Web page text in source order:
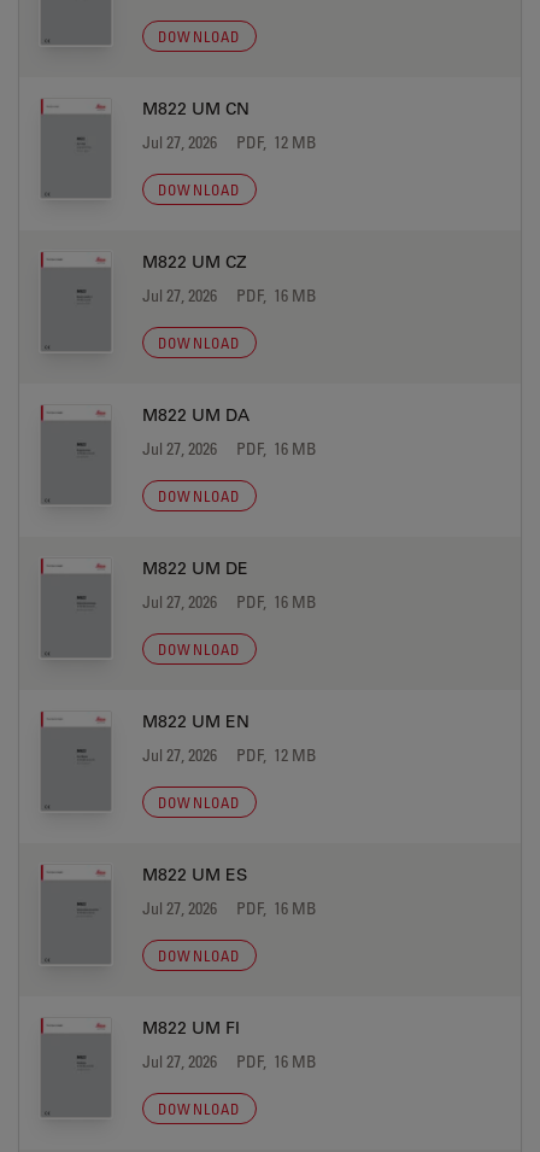
DOWNLOAD
M822 UM CN
Jul 27, 2026 PDF, 12 MB
DOWNLOAD
M822 UM CZ
Jul 27, 2026 PDF, 16 MB
DOWNLOAD
M822 UM DA
Jul 27, 2026 PDF, 16 MB
DOWNLOAD
M822 UM DE
Jul 27, 2026 PDF, 16 MB
DOWNLOAD
M822 UM EN
Jul 27, 2026 PDF, 12 MB
DOWNLOAD
M822 UM ES
Jul 27, 2026 PDF, 16 MB
DOWNLOAD
M822 UM FI
Jul 27, 2026 PDF, 16 MB
DOWNLOAD